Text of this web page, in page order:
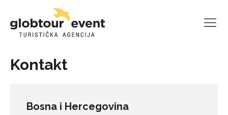
Kontakt
Bosna i Hercegovina